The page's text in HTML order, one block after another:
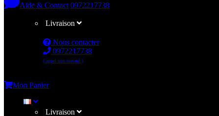
Aide & Contact 0972217738
Livraison
Nous contacter
0972217738
( appel non surtaxé )
Mon Panier
Livraison